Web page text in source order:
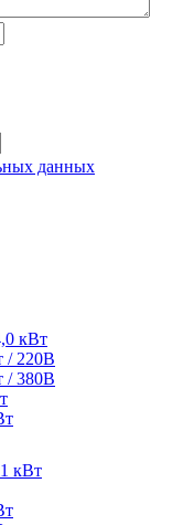
данных
кВт
/ 220В
/ 380В
кВт